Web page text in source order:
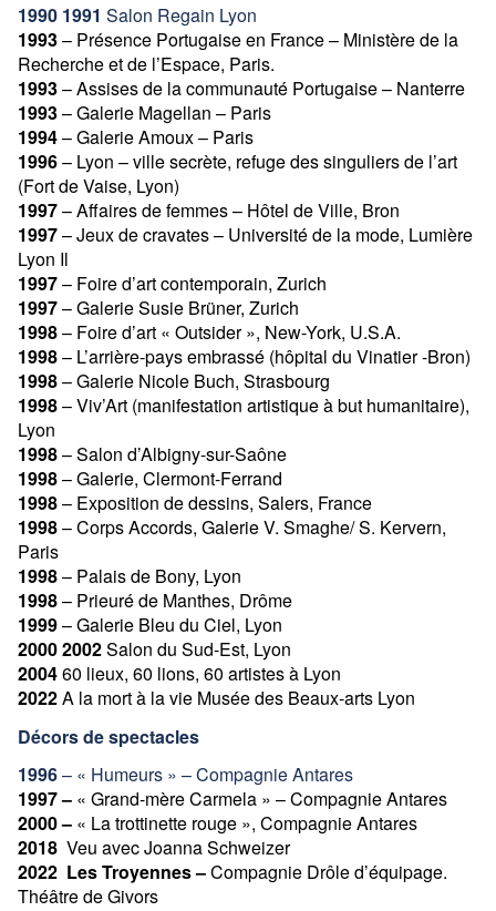
1990 1991 Salon Regain Lyon
1993– Présence Portugaise en France – Ministère de la
Recherche et de l’Espace, Paris.
1993– Assises de la communauté Portugaise – Nanterre
1993– Galerie Magellan – Paris
1994– Galerie Amoux – Paris
1996– Lyon – ville secrète, refuge des singuliers de l’art
(Fort de Vaise, Lyon)
1997– Affaires de femmes – Hôtel de Ville, Bron
1997– Jeux de cravates – Université de la mode, Lumière
Lyon Il
1997– Foire d’art contemporain, Zurich
1997– Galerie Susie Brüner, Zurich
1998– Foire d’art « Outsider », New-York, U.S.A.
1998– L’arrière-pays embrassé (hôpital du Vinatier -Bron)
1998– Galerie Nicole Buch, Strasbourg
1998– Viv’Art (manifestation artistique à but humanitaire),
Lyon
1998– Salon d’Albigny-sur-Saône
1998– Galerie, Clermont-Ferrand
1998– Exposition de dessins, Salers, France
1998– Corps Accords, Galerie V. Smaghe/ S. Kervern,
Paris
1998– Palais de Bony, Lyon
1998– Prieuré de Manthes, Drôme
1999– Galerie Bleu du Ciel, Lyon
2000 2002Salon du Sud-Est, Lyon
200460 lieux, 60 lions, 60 artistes à Lyon
2022A la mort à la vie Musée des Beaux-arts Lyon
Décors de spectacles
1996– « Humeurs » – Compagnie Antares
1997 – « Grand-mère Carmela » – Compagnie Antares
2000 – « La trottinette rouge », Compagnie Antares
2018 Veu avec Joanna Schweizer
2022 Les Troyennes –Compagnie Drôle d’équipage.
Théâtre de Givors